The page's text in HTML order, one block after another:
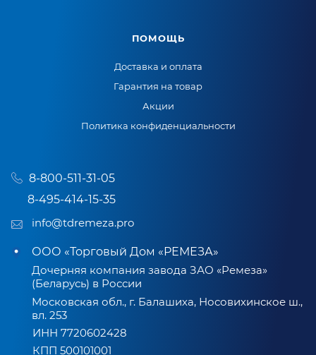
ПОМОЩЬ
Доставка и оплата
Гарантия на товар
Акции
Политика конфиденциальности
8-800-511-31-05
8-495-414-15-35
info@tdremeza.pro
ООО «Торговый Дом «РЕМЕЗА»
Дочерняя компания завода ЗАО «Ремеза»
(Беларусь) в России
Московская обл., г. Балашиха, Носовихинское ш.,
вл. 253
ИНН 7720602428
КПП 500101001